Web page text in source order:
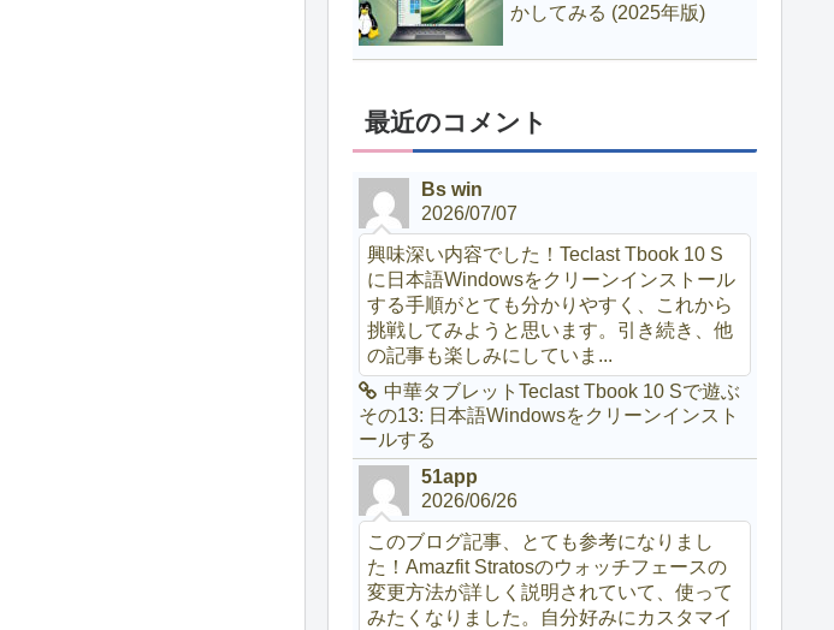
かしてみる (2025年版)
最近のコメント
Bs win
2026/07/07
興味深い内容でした！Teclast Tbook 10 S
に日本語Windowsをクリーンインストール
する手順がとても分かりやすく、これから
挑戦してみようと思います。引き続き、他
の記事も楽しみにしていま...
中華タブレットTeclast Tbook 10 Sで遊ぶ
その13: 日本語Windowsをクリーンインスト
ールする
51app
2026/06/26
このブログ記事、とても参考になりまし
た！Amazfit Stratosのウォッチフェースの
変更方法が詳しく説明されていて、使って
みたくなりました。自分好みにカスタマイ